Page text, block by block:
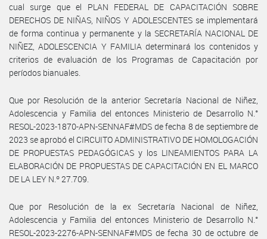
cual surge que el PLAN FEDERAL DE CAPACITACIÓN SOBRE
DERECHOS DE NIÑAS, NIÑOS Y ADOLESCENTES se implementará
de forma continua y permanente y la SECRETARÍA NACIONAL DE
NIÑEZ, ADOLESCENCIA Y FAMILIA determinará los contenidos y
criterios de evaluación de los Programas de Capacitación por
períodos bianuales.
Que por Resolución de la anterior Secretaría Nacional de Niñez,
Adolescencia y Familia del entonces Ministerio de Desarrollo N.°
RESOL-2023-1870-APN-SENNAF#MDS de fecha 8 de septiembre de
2023 se aprobó el CIRCUITO ADMINISTRATIVO DE HOMOLOGACIÓN
DE PROPUESTAS PEDAGÓGICAS y los LINEAMIENTOS PARA LA
ELABORACIÓN DE PROPUESTAS DE CAPACITACIÓN EN EL MARCO
DE LA LEY N.º 27.709.
Que por Resolución de la ex Secretaría Nacional de Niñez,
Adolescencia y Familia del entonces Ministerio de Desarrollo N.°
RESOL-2023-2276-APN-SENNAF#MDS de fecha 30 de octubre de